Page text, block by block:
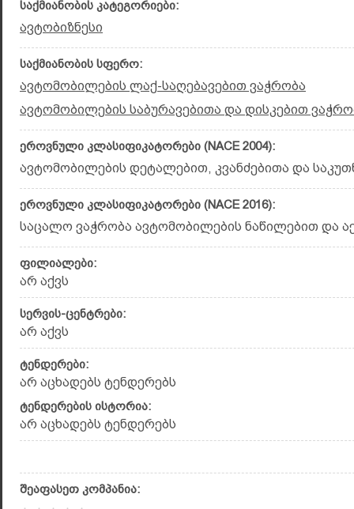
საქმიანობის კატეგორიები:
ავტობიზნესი
საქმიანობის სფერო:
ავტომობილების ლაქ-საღებავებით ვაჭრობა
ავტომობილების საბურავებითა და დისკებით
ეროვნული კლასიფიკატორები (NACE 2004):
ავტომობილების დეტალებით, კვანძებითა და
ეროვნული კლასიფიკატორები (NACE 2016):
საცალო ვაჭრობა ავტომობილების ნაწილებით და
ფილიალები:
არ აქვს
სერვის-ცენტრები:
არ აქვს
ტენდერები:
არ აცხადებს ტენდერებს
ტენდერების ისტორია:
არ აცხადებს ტენდერებს
შეაფასეთ კომპანია: